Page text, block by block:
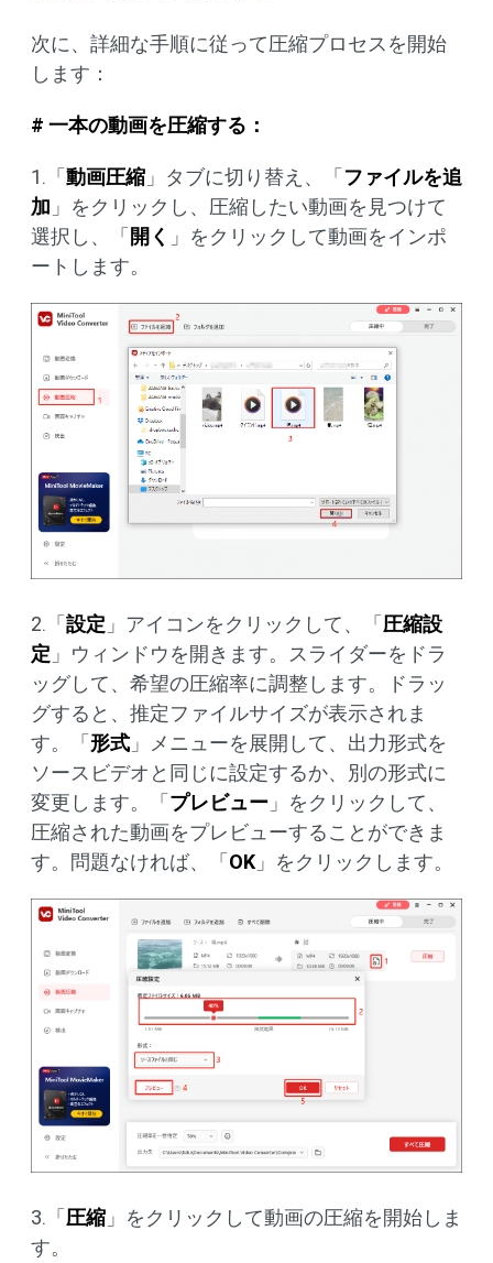
次に、詳細な手順に従って圧縮プロセスを開始
します：
# 一本の動画を圧縮する：
1.「動画圧縮 」タブに切り替え、「ファイルを追
加 」をクリックし、圧縮したい動画を見つけて
選択し、「開く 」をクリックして動画をインポ
ートします。
2.「設定 」アイコンをクリックして、「圧縮設
定 」ウィンドウを開きます。スライダーをドラ
ッグして、希望の圧縮率に調整します。ドラッ
グすると、推定ファイルサイズが表示されま
す。「形式 」メニューを展開して、出力形式を
ソースビデオと同じに設定するか、別の形式に
変更します。「プレビュー 」をクリックして、
圧縮された動画をプレビューすることができま
す。問題なければ、「OK 」をクリックします。
3.「 圧縮 」をクリックして動画の圧縮を開始しま
す。